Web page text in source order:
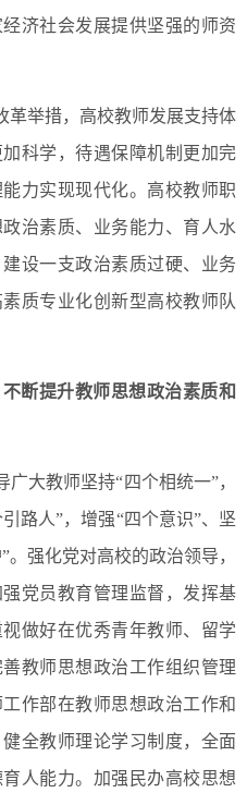
济社会发展提供坚强的师资
革举措，高校教师发展支持体
科学，待遇保障机制更加完
力实现现代化。高校教师职
治素质、业务能力、育人水
设一支政治素质过硬、业务
质专业化创新型高校教师队
断提升教师思想政治素质和
大教师坚持“四个相统一”，
路人”，增强“四个意识”、坚
。强化党对高校的政治领导，
党员教育管理监督，发挥基
做好在优秀青年教师、留学
教师思想政治工作组织管理
作部在教师思想政治工作和
全教师理论学习制度，全面
人能力。加强民办高校思想